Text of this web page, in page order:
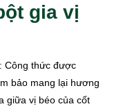
gia vị
: Công thức được
bảo mang lại hương
giữa vị béo của cốt